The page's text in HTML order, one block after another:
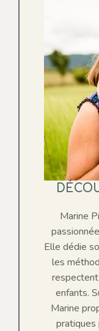
Marine
Elle dédie
les
enfants.
Marine
pratiques